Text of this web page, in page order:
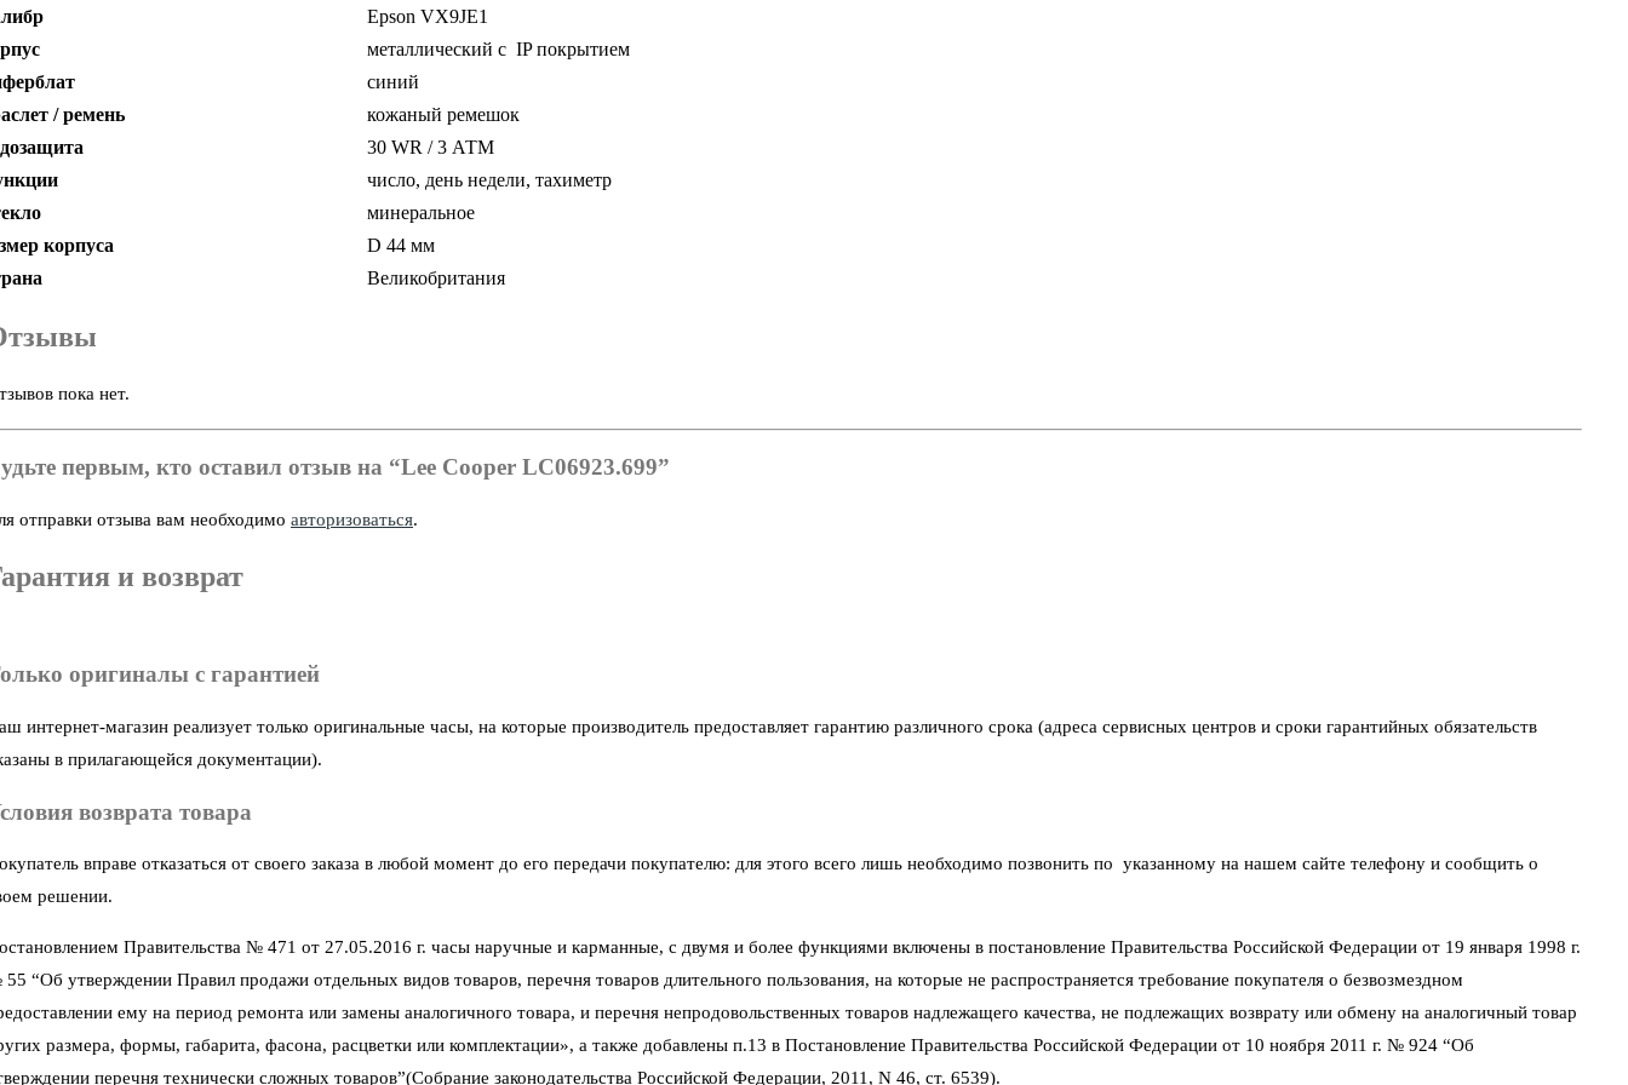
Epson VX9JE1
металлический с IP покрытием
синий
/ ремень
кожаный ремешок
30 WR / 3 АТМ
число, день недели, тахиметр
минеральное
корпуса
D 44 мм
Великобритания
пока нет.
первым, кто оставил отзыв на “Lee Cooper LC06923.699”
отправки отзыва вам необходимо авторизоваться.
и возврат
оригиналы с гарантией
интернет-магазин реализует только оригинальные часы, на которые производитель предоставляет гарантию различного срока (адреса сервисных центров и сроки гарантийных обязательств
в прилагающейся документации).
возврата товара
вправе отказаться от своего заказа в любой момент до его передачи покупателю: для этого всего лишь необходимо позвонить по указанному на нашем сайте телефону и сообщить о
решении.
Правительства № 471 от 27.05.2016 г. часы наручные и карманные, с двумя и более функциями включены в постановление Правительства Российской Федерации от 19 января 1998 г.
“Об утверждении Правил продажи отдельных видов товаров, перечня товаров длительного пользования, на которые не распространяется требование покупателя о безвозмездном
ему на период ремонта или замены аналогичного товара, и перечня непродовольственных товаров надлежащего качества, не подлежащих возврату или обмену на аналогичный товар
размера, формы, габарита, фасона, расцветки или комплектации», а также добавлены п.13 в Постановление Правительства Российской Федерации от 10 ноября 2011 г. № 924 “Об
перечня технически сложных товаров”(Собрание законодательства Российской Федерации, 2011, N 46, ст. 6539).